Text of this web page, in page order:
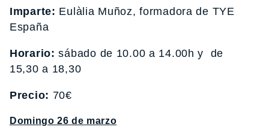
Imparte: Eulàlia Muñoz, formadora de TYE
España
Horario: sábado de 10.00 a 14.00h y de
15,30 a 18,30
Precio: 70€
Domingo 26 de marzo